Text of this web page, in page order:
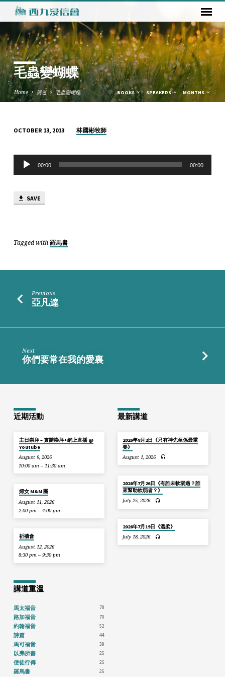
毛蟲變蝴蝶
Home 講道 毛蟲變蝴蝶 BOOKS SPEAKERS MONTHS
蟲
變
蝴
OCTOBER 13, 2013 林國彬牧師
Audio
Player
00:00 00:00
SAVE
Tagged with 羅馬書
Previous
亞凡達
Next
你們要常在我的愛裏
近期活動
主日崇拜 – 實體崇拜+網上直播 @
Youtube
August 9, 2026
10:00 am – 11:30 am
婦女 M&M 團
August 11, 2026
2:00 pm – 4:00 pm
祈禱會
August 12, 2026
8:30 pm – 9:30 pm
最新講道
2026年8月2日《只有神先至係最重
要》
August 1, 2026
2026年7月26日《有誰未軟弱過？誰
來幫助軟弱者？》
July 25, 2026
2026年7月19日《溫柔》
July 18, 2026
講道重溫
馬太福音 78
路加福音 70
約翰福音 52
詩篇 44
馬可福音 39
以弗所書 25
使徒行傳 25
羅馬書 25